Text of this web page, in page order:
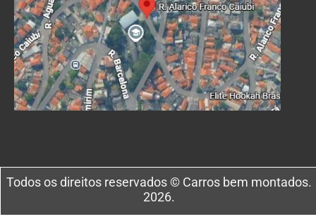
Todos os direitos reservados © Carros bem montados.
2026.